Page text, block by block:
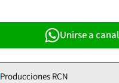
Unirse a
Producciones RCN